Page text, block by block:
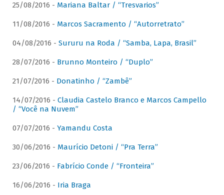
25/08/2016 - Mariana Baltar / “Tresvarios”
11/08/2016 - Marcos Sacramento / “Autorretrato”
04/08/2016 - Sururu na Roda / “Samba, Lapa, Brasil”
28/07/2016 - Brunno Monteiro / “Duplo”
21/07/2016 - Donatinho / “Zambê”
14/07/2016 - Claudia Castelo Branco e Marcos Campello
/ “Você na Nuvem”
07/07/2016 - Yamandu Costa
30/06/2016 - Maurício Detoni / “Pra Terra”
23/06/2016 - Fabrício Conde / “Fronteira”
16/06/2016 - Iria Braga